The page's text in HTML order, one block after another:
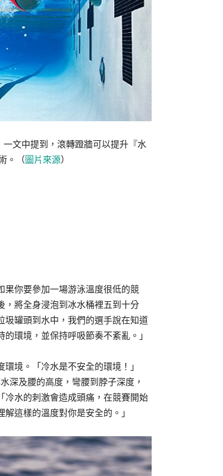
一文中提到，滾轉蹬牆可以提升『水
。（ 圖片來源）
果你要參加一場游泳溫度很低的競
，將全身浸泡到冰水桶裡五到十分
圾罐頭到水中，我們的選手說在知道
環境，並保持呼吸節奏不紊亂。」
境。「冷水是不安全的環境！」
深及腰的高度，彎腰到脖子深度，
冷水的刺激會造成頭痛，在競賽開始
這樣的溫度對你是安全的。」